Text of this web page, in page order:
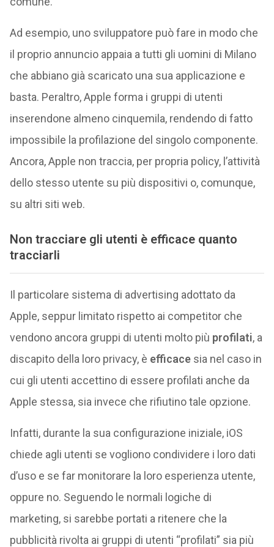
Ad esempio, uno sviluppatore può fare in modo che
il proprio annuncio appaia a tutti gli uomini di Milano
che abbiano già scaricato una sua applicazione e
basta. Peraltro, Apple forma i gruppi di utenti
inserendone almeno cinquemila, rendendo di fatto
impossibile la profilazione del singolo componente.
Ancora, Apple non traccia, per propria policy, l’attività
dello stesso utente su più dispositivi o, comunque,
su altri siti web.
Non tracciare gli utenti è efficace quanto
tracciarli
Il particolare sistema di advertising adottato da
Apple, seppur limitato rispetto ai competitor che
vendono ancora gruppi di utenti molto più profilati, a
discapito della loro privacy, è efficacesia nel caso in
cui gli utenti accettino di essere profilati anche da
Apple stessa, sia invece che rifiutino tale opzione.
Infatti, durante la sua configurazione iniziale, iOS
chiede agli utenti se vogliono condividere i loro dati
d’uso e se far monitorare la loro esperienza utente,
oppure no. Seguendo le normali logiche di
marketing, si sarebbe portati a ritenere che la
pubblicità rivolta ai gruppi di utenti “profilati” sia più